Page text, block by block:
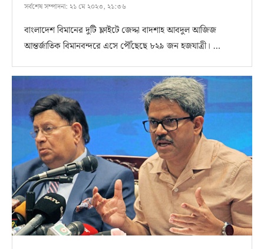
সর্বশেষ সম্পাদনা: ২১ মে ২০২৩, ২১:৩৬
বাংলাদেশ বিমানের দুটি ফ্লাইটে জেদ্দা বাদশাহ আবদুল আজিজ
আন্তর্জাতিক বিমানবন্দরে এসে পৌঁছেছে ৮২৯ জন হজযাত্রী। …